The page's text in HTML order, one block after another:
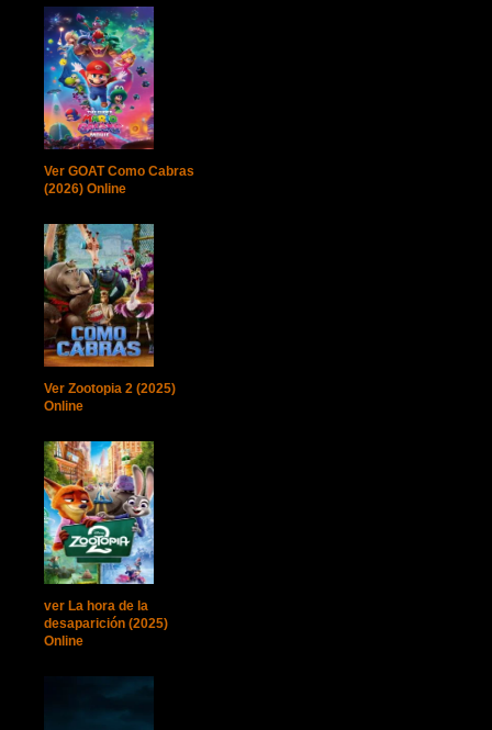
Ver GOAT Como Cabras
(2026) Online
Ver Zootopia 2 (2025)
Online
ver La hora de la
desaparición (2025)
Online